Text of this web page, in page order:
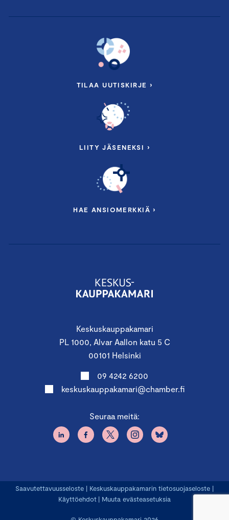
Keskuskauppakamari
PL 1000, Alvar Aallon katu 5 C
00101 Helsinki
09 4242 6200
keskuskauppakamari@chamber.fi
Seuraa meitä:
TILAA UUTISKIRJE ›
LIITY JÄSENEKSI ›
HAE ANSIOMERKKIÄ ›
Saavutettavuusseloste | Keskuskauppakamarin tietosuojaseloste |
Käyttöehdot | Muuta evästeasetuksia